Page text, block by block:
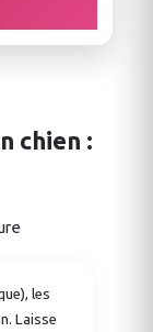
chien :
les
Laisse